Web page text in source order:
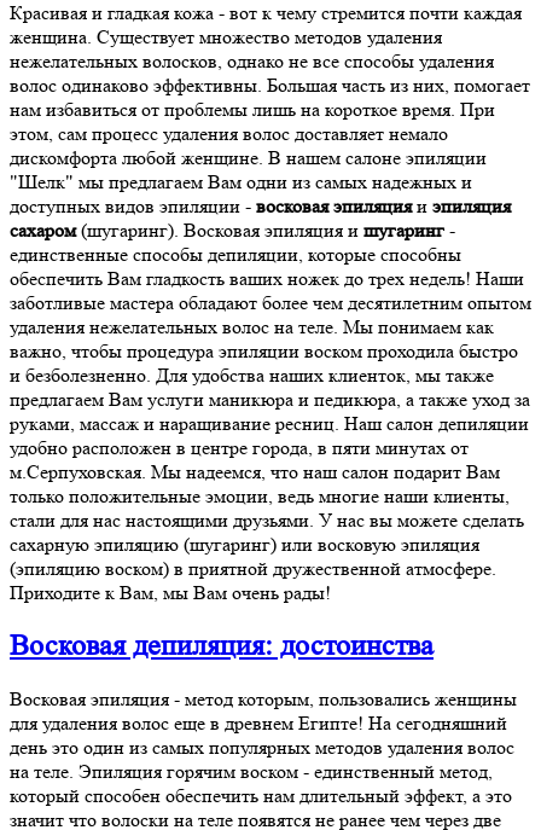
Красивая и гладкая кожа - вот к чему стремится почти каждая
женщина. Существует множество методов удаления
нежелательных волосков, однако не все способы удаления
волос одинаково эффективны. Большая часть из них, помогает
нам избавиться от проблемы лишь на короткое время. При
этом, сам процесс удаления волос доставляет немало
дискомфорта любой женщине. В нашем салоне эпиляции
"Шелк" мы предлагаем Вам одни из самых надежных и
доступных видов эпиляции - восковая эпиляцияи эпиляция
сахаром(шугаринг). Восковая эпиляция и шугаринг-
единственные способы депиляции, которые способны
обеспечить Вам гладкость ваших ножек до трех недель! Наши
заботливые мастера обладают более чем десятилетним опытом
удаления нежелательных волос на теле. Мы понимаем как
важно, чтобы процедура эпиляции воском проходила быстро
и безболезненно. Для удобства наших клиенток, мы также
предлагаем Вам услуги маникюра и педикюра, а также уход за
руками, массаж и наращивание ресниц. Наш салон депиляции
удобно расположен в центре города, в пяти минутах от
м.Серпуховская. Мы надеемся, что наш салон подарит Вам
только положительные эмоции, ведь многие наши клиенты,
стали для нас настоящими друзьями. У нас вы можете сделать
сахарную эпиляцию (шугаринг) или восковую эпиляция
(эпиляцию воском) в приятной дружественной атмосфере.
Приходите к Вам, мы Вам очень рады!
Восковая депиляция: достоинства
Восковая эпиляция - метод которым, пользовались женщины
для удаления волос еще в древнем Египте! На сегодняшний
день это один из самых популярных методов удаления волос
на теле. Эпиляция горячим воском - единственный метод,
который способен обеспечить нам длительный эффект, а это
значит что волоски на теле появятся не ранее чем через две